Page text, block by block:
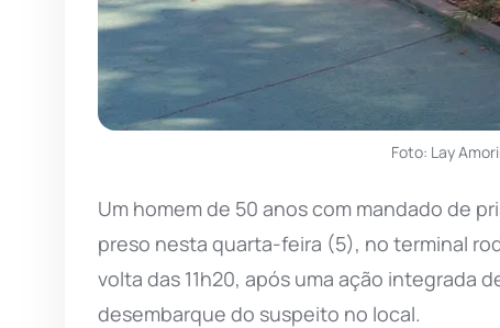
Foto: Lay
Um homem de 50 anos com mandado de
preso nesta quarta-feira (5), no terminal
volta das 11h20, após uma ação integrada
desembarque do suspeito no local.